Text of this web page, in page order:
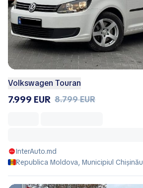
Volkswagen Touran
7.999 EUR 8.799 EUR
InterAuto.md
Republica Moldova, Municipiul Chișinău